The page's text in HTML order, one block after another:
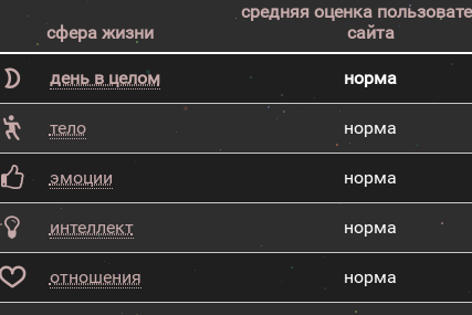
сфера жизни
средняя оценка
сайта
день в целом норма
тело норма
эмоции норма
интеллект норма
отношения норма